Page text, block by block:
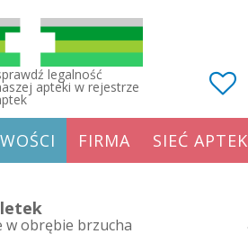
legalność
apteki w rejestrze
FIRMA SIEĆ APTEK
w obrębie brzucha